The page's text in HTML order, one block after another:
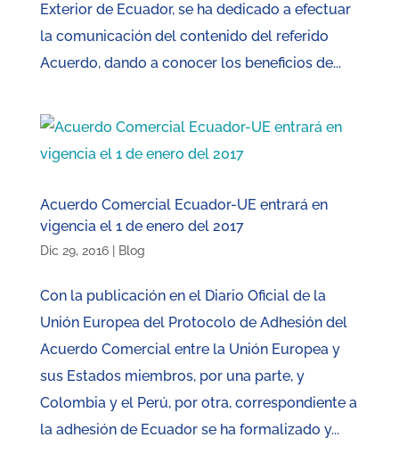
Exterior de Ecuador, se ha dedicado a efectuar
la comunicación del contenido del referido
Acuerdo, dando a conocer los beneficios de...
Acuerdo Comercial Ecuador-UE entrará en
vigencia el 1 de enero del 2017
Dic 29, 2016| Blog
Con la publicación en el Diario Oficial de la
Unión Europea del Protocolo de Adhesión del
Acuerdo Comercial entre la Unión Europea y
sus Estados miembros, por una parte, y
Colombia y el Perú, por otra, correspondiente a
la adhesión de Ecuador se ha formalizado y...